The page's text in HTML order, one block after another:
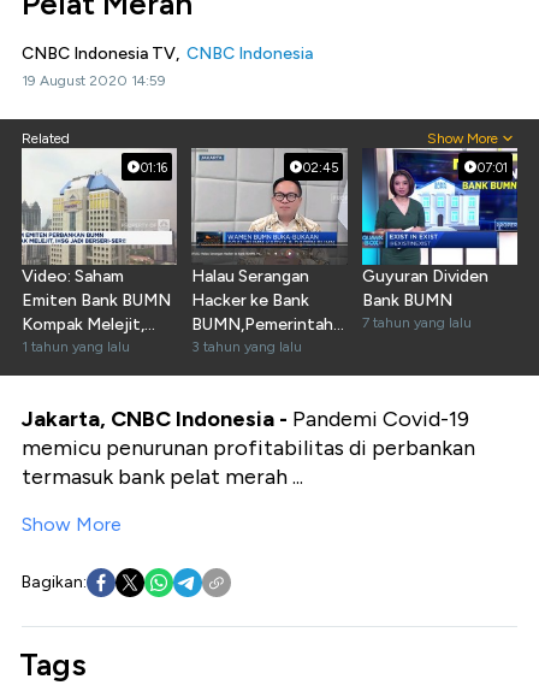
CNBC Indonesia TV, CNBC Indonesia
19 August 2020 14:59
Related Show More
01:16
Video: Saham
Emiten Bank BUMN
Kompak Melejit,
IHSG Jadi Berseri-
Seri!
1 tahun yang lalu
02:45
Halau Serangan
Hacker ke Bank
BUMN,Pemerintah
Punya Jurus Ini
3 tahun yang lalu
07:01
Guyuran Dividen
Bank BUMN
7 tahun yang lalu
Jakarta, CNBC Indonesia - Pandemi Covid-19
memicu penurunan profitabilitas di perbankan
termasuk bank pelat merah ...
Show More
Bagikan:
Tags